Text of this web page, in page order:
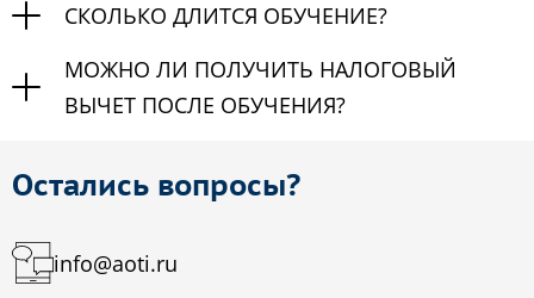
СКОЛЬКО ДЛИТСЯ ОБУЧЕНИЕ?
МОЖНО ЛИ ПОЛУЧИТЬ НАЛОГОВЫЙ
ВЫЧЕТ ПОСЛЕ ОБУЧЕНИЯ?
Остались вопросы?
info@aoti.ru